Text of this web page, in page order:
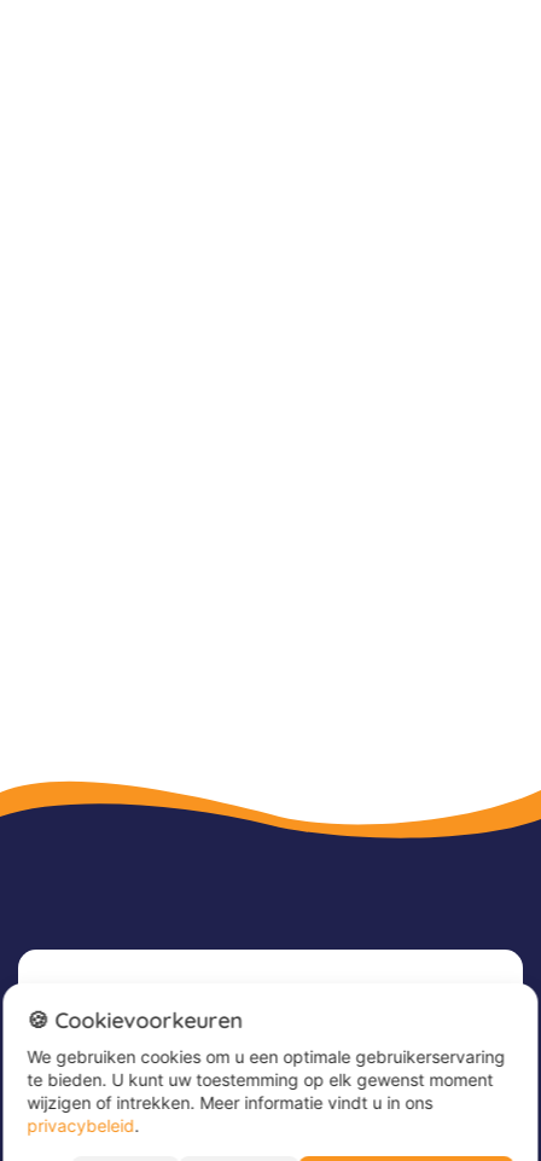
Nieuwsbrief
Meld u nu aan voor onze nieuwsbrief om
geweldige aanbiedingen te ontvangen en op de
hoogte te blijven!
🍪 Cookievoorkeuren
We gebruiken cookies om u een optimale gebruikerservaring
te bieden. U kunt uw toestemming op elk gewenst moment
wijzigen of intrekken. Meer informatie vindt u in ons
privacybeleid.